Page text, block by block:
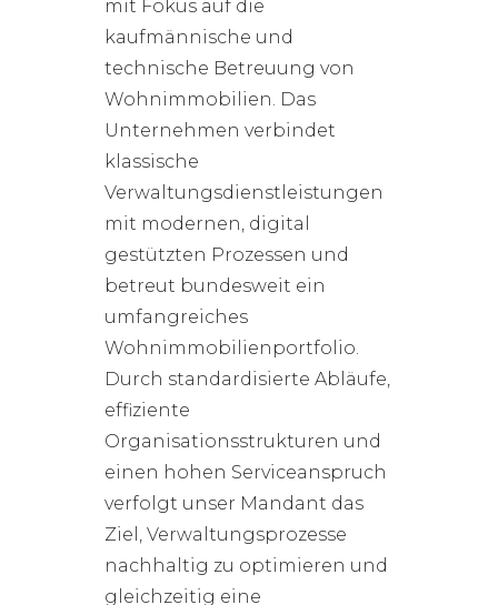
mit Fokus auf die
kaufmännische und
technische Betreuung von
Wohnimmobilien. Das
Unternehmen verbindet
klassische
Verwaltungsdienstleistungen
mit modernen, digital
gestützten Prozessen und
betreut bundesweit ein
umfangreiches
Wohnimmobilienportfolio.
Durch standardisierte Abläufe,
effiziente
Organisationsstrukturen und
einen hohen Serviceanspruch
verfolgt unser Mandant das
Ziel, Verwaltungsprozesse
nachhaltig zu optimieren und
gleichzeitig eine